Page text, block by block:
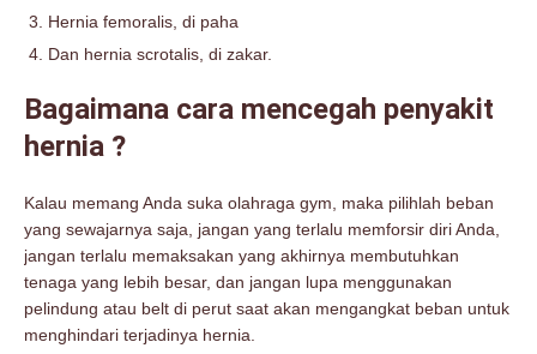
Hernia femoralis, di paha
Dan hernia scrotalis, di zakar.
Bagaimana cara mencegah penyakit
hernia ?
Kalau memang Anda suka olahraga gym, maka pilihlah beban
yang sewajarnya saja, jangan yang terlalu memforsir diri Anda,
jangan terlalu memaksakan yang akhirnya membutuhkan
tenaga yang lebih besar, dan jangan lupa menggunakan
pelindung atau belt di perut saat akan mengangkat beban untuk
menghindari terjadinya hernia.